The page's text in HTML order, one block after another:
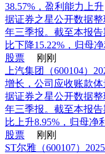
38.57%，盈利能力上升
据证券之星公开数据
年三季报。截至本报
比下降15.22%，归母
股票
刚刚
上汽集团（600104）
增长，公司应收账款体
据证券之星公开数据
年三季报。截至本报
比上升8.95%，归母净
股票
刚刚
ST尔雅（600107）